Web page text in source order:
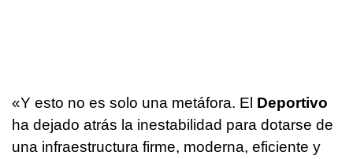
«Y esto no es solo una metáfora. El Deportivo
ha dejado atrás la inestabilidad para dotarse de
una infraestructura firme, moderna, eficiente y